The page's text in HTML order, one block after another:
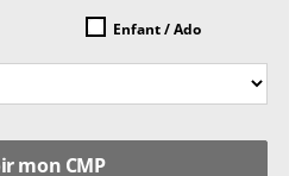
Enfant / Ado